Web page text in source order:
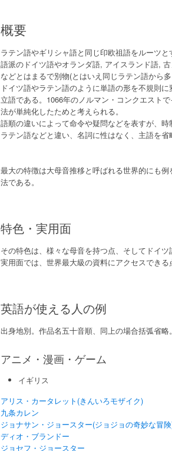
概要
ラテン語やギリシャ語と同じ印欧祖語をルーツ
語派のドイツ語やオランダ語, アイスランド語,
などとはまるで別物(とはいえ同じラテン語から
ドイツ語やラテン語のように単語の形を不規則
立語である。1066年のノルマン・コンクエスト
法が単純化したためと考えられる。
語順の違いによって命令や疑問などを表すが、
ラテン語などと違い、名詞に性はなく、主語を省
最大の特徴は大母音推移と呼ばれる世界的にも
法である。
特色・実用面
その特色は、様々な母音を持つ点、そしてドイ
実用面では、世界最大級の資料にアクセスできる
英語が使える人の例
出身地別。作品名五十音順、同上の場合括弧省略。
アニメ・漫画・ゲーム
イギリス
アリス・カータレット(きんいろモザイク)
九条カレン
ジョナサン・ジョースター(ジョジョの奇妙な冒
ディオ・ブランドー
ジョセフ・ジョースター